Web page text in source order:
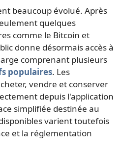
beaucoup évolué. Après
quelques
comme le Bitcoin et
donne désormais accès à
comprenant plusieurs
populaires. Les
vendre et conserver
depuis l'application
simplifiée destinée au
varient toutefois
et la réglementation